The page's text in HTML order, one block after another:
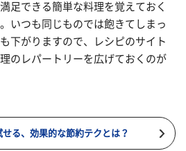
足できる簡単な料理を覚えておく
いつも同じものでは飽きてしまっ
下がりますので、レシピのサイト
のレパートリーを広げておくのが
せる、効果的な節約テクとは？